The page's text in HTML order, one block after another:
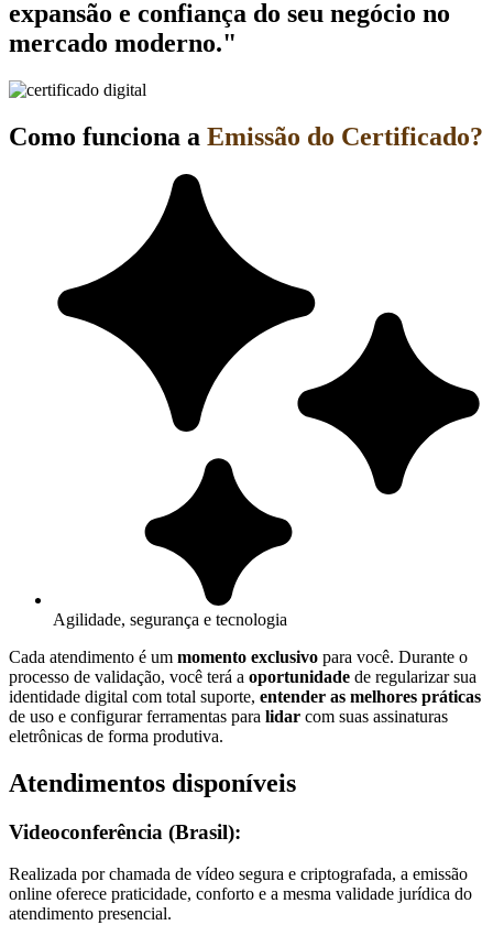
expansão e confiança do seu negócio no
mercado moderno."
Como funciona a Emissão do Certificado?
Agilidade, segurança e tecnologia
Cada atendimento é um momento exclusivo para você. Durante o
processo de validação, você terá a oportunidade de regularizar sua
identidade digital com total suporte, entender as melhores práticas
de uso e configurar ferramentas para lidar com suas assinaturas
eletrônicas de forma produtiva.
Atendimentos disponíveis
Videoconferência (Brasil):
Realizada por chamada de vídeo segura e criptografada, a emissão
online oferece praticidade, conforto e a mesma validade jurídica do
atendimento presencial.